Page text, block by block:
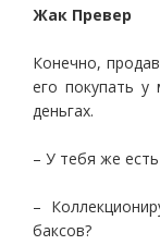
Жак Превер
Конечно,
его покупать
деньгах.
– У тебя же
–
баксов?